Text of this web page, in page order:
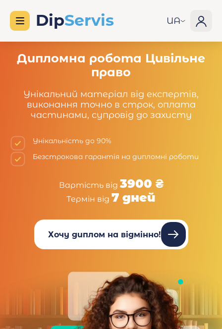
UA
Дипломна робота Цивільне
право
Унікальний матеріал від експертів,
виконання точно в строк, оплата
частинами, супровід до захисту
Унікальність до 90%
Безстрокова гарантія на дипломні роботи
Вартість від 3900 ₴
Термін від 7 дней
Хочу диплом на відмінно!